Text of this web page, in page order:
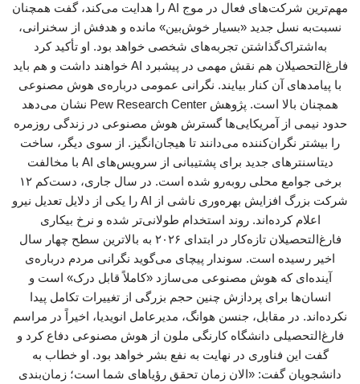
مهم‌ترین شرکت‌های فعال در موج AI را هدایت می‌کند، گفت همچنان
نسبت‌به نسل جدید «بسیار خوش‌بین» مانده و هدفش از سخنرانی،
به‌اشتراک‌گذاشتن تجربه‌های شخصی خواهد بود. او تأکید کرد
فارغ‌التحصیلان هم نقش مهمی در پیشبرد AI خواهند داشت و هم باید
با پیامدهای آن کنار بیایند. نگرانی عمومی درباره‌ی هوش مصنوعی
همچنان بالا است. پژوهش ‌Pew Research Center نشان می‌دهد
حدود نیمی از آمریکایی‌ها گسترش هوش مصنوعی در زندگی روزمره
را بیشتر نگران‌کننده می‌دانند تا هیجان‌انگیز. از سوی دیگر، ساخت
دیتاسنترهای جدید برای پشتیبانی از سرویس‌های AI با مخالفت
برخی جوامع محلی روبه‌رو شده است. در سال جاری، دست‌کم ۱۲
شرکت بزرگ افزایش بهره‌وری ناشی از AI را یکی از دلایل تعدیل نیرو
اعلام کرده‌اند. روند استخدام طولانی‌تر شده و نرخ بیکاری
فارغ‌التحصیلان تازه‌کار در ابتدای ۲۰۲۶ به بالاترین سطح چهار سال
اخیر رسیده است. سوندار پیچای می‌گوید نگرانی مردم درباره‌ی
آینده‌ای که هوش مصنوعی می‌سازد «کاملاً قابل درک» است و
انسان‌ها برای پردازش چنین حجم بزرگی از تغییرات تکامل پیدا
نکرده‌اند. در مقابل، جنسن هوانگ، مدیرعامل انویدیا، اخیراً در مراسم
فارغ‌التحصیلی دانشگاه ‌کارنگی ملون از هوش مصنوعی دفاع کرد و
گفت این فناوری در نهایت به نفع بشر خواهد بود. او خطاب به
دانشجویان گفت: «الان زمان تحقق رؤیاهای شما است؛ زمان‌بندی